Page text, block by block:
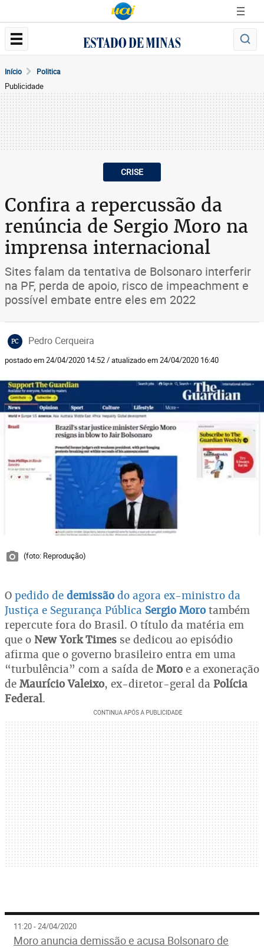
Início Politica
Publicidade
CRISE
Confira a repercussão da
renúncia de Sergio Moro na
imprensa internacional
Sites falam da tentativa de Bolsonaro interferir
na PF, perda de apoio, risco de impeachment e
possível embate entre eles em 2022
PC Pedro Cerqueira
postado em 24/04/2020 14:52 / atualizado em 24/04/2020 16:40
(foto: Reprodução)
O pedido de demissãodo agora ex-ministro da
Justiça e Segurança Pública Sergio Moro também
repercute fora do Brasil. O título da matéria em
que o New York Times se dedicou ao episódio
afirma que o governo brasileiro entra em uma
“turbulência” com a saída de Moro e a exoneração
de Maurício Valeixo, ex-diretor-geral da Polícia
Federal.
11:20 - 24/04/2020
Moro anuncia demissão e acusa Bolsonaro de